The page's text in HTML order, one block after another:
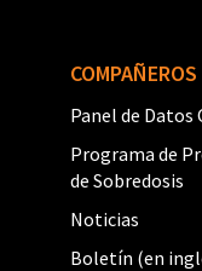
COMPAÑEROS
Panel de Datos
Programa de
de Sobredosis
Noticias
Boletín (en